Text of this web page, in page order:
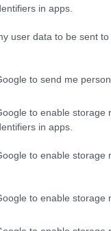
in apps.
user data to be sent
to send me
to enable storage
in apps.
to enable storage
to enable storage